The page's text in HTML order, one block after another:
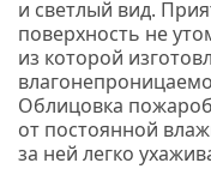
и светлый вид.
поверхность не
из которой
Облицовка
от постоянной
за ней легко